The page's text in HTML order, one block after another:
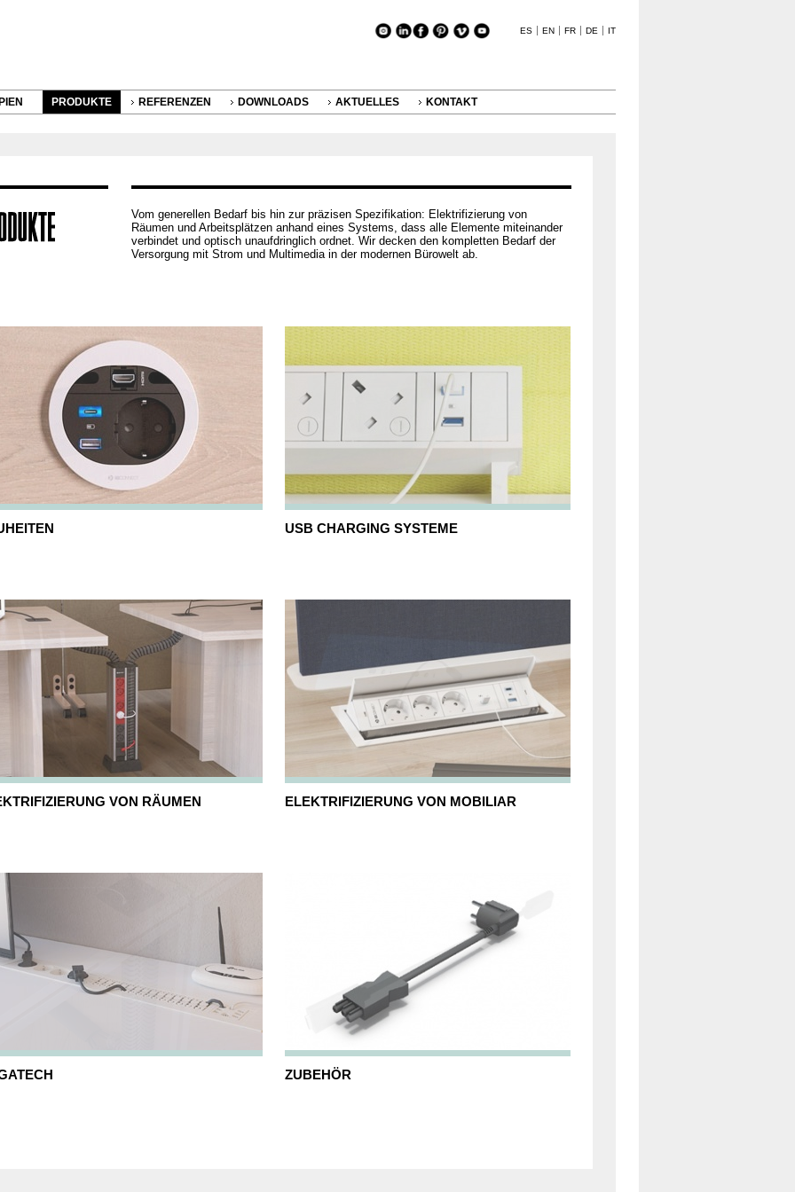
ES EN FR DE IT
PRODUKTE REFERENZEN DOWNLOADS AKTUELLES KONTAKT
Vom generellen Bedarf bis hin zur präzisen Spezifikation: Elektrifizierung von
Räumen und Arbeitsplätzen anhand eines Systems, dass alle Elemente miteinander
verbindet und optisch unaufdringlich ordnet. Wir decken den kompletten Bedarf der
Versorgung mit Strom und Multimedia in der modernen Bürowelt ab.
USB CHARGING SYSTEME
VON RÄUMEN ELEKTRIFIZIERUNG VON MOBILIAR
ZUBEHÖR